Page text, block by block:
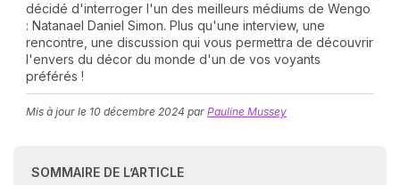
décidé d'interroger l'un des meilleurs médiums de Wengo
: Natanael Daniel Simon. Plus qu'une interview, une
rencontre, une discussion qui vous permettra de découvrir
l'envers du décor du monde d'un de vos voyants
préférés !
Mis à jour le 10 décembre 2024 par Pauline Mussey
SOMMAIRE DE L’ARTICLE